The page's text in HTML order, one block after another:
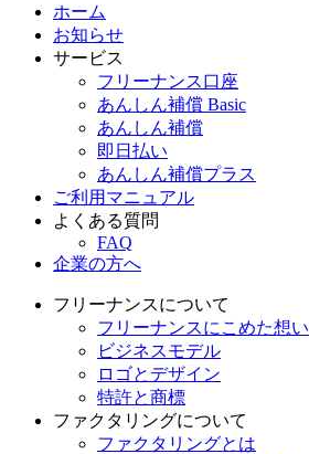
ホーム
お知らせ
サービス
フリーナンス口座
あんしん補償 Basic
あんしん補償
即日払い
あんしん補償プラス
ご利用マニュアル
よくある質問
FAQ
企業の方へ
フリーナンスについて
フリーナンスにこめた想い
ビジネスモデル
ロゴとデザイン
特許と商標
ファクタリングについて
ファクタリングとは